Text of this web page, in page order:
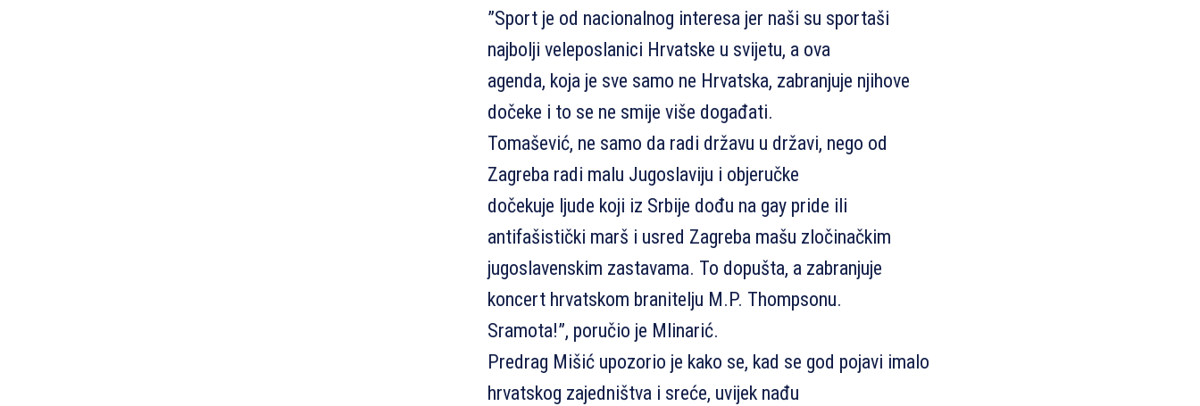
”Sport je od nacionalnog interesa jer naši su sportaši
najbolji veleposlanici Hrvatske u svijetu, a ova
agenda, koja je sve samo ne Hrvatska, zabranjuje njihove
dočeke i to se ne smije više događati.
Tomašević, ne samo da radi državu u državi, nego od
Zagreba radi malu Jugoslaviju i objeručke
dočekuje ljude koji iz Srbije dođu na gay pride ili
antifašistički marš i usred Zagreba mašu zločinačkim
jugoslavenskim zastavama. To dopušta, a zabranjuje
koncert hrvatskom branitelju M.P. Thompsonu.
Sramota!”, poručio je Mlinarić.
Predrag Mišić upozorio je kako se, kad se god pojavi imalo
hrvatskog zajedništva i sreće, uvijek nađu